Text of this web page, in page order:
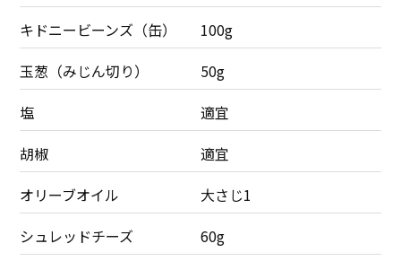
キドニービーンズ（缶）
100g
玉葱（みじん切り）
50g
塩
適宜
胡椒
適宜
オリーブオイル
大さじ1
シュレッドチーズ
60g